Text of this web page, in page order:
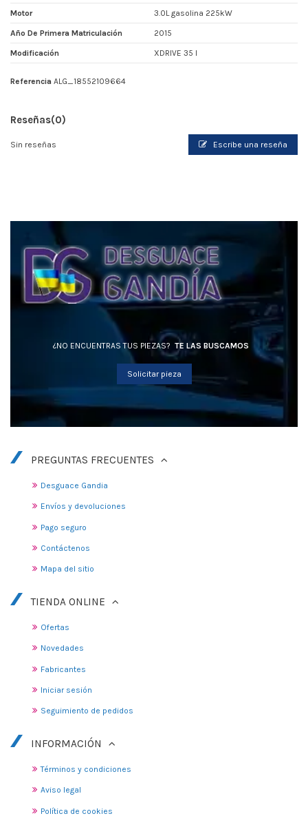
Motor 3.0L gasolina 225kW
Año De Primera Matriculación 2015
Modificación XDRIVE 35 I
Referencia ALG_18552109664
Reseñas(0)
Sin reseñas Escribe una reseña
¿NO ENCUENTRAS TUS PIEZAS? TE LAS BUSCAMOS
Solicitar pieza
PREGUNTAS FRECUENTES
Desguace Gandia
Envíos y devoluciones
Pago seguro
Contáctenos
Mapa del sitio
TIENDA ONLINE
Ofertas
Novedades
Fabricantes
Iniciar sesión
Seguimiento de pedidos
INFORMACIÓN
Términos y condiciones
Aviso legal
Política de cookies